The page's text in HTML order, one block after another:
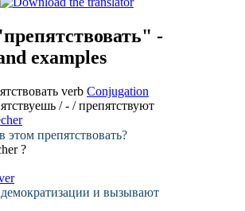
-
examples
verb Conjugation
/ - / препятствуют
этом препятствовать?
?
демократизации и вызывают